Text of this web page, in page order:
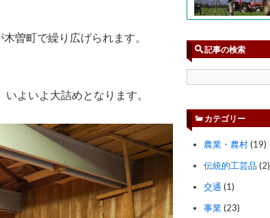
木曽町で繰り広げられます。
よいよ大詰めとなります。
記事の検索
カテゴリー
農業・農村(19)
伝統的工芸品 (2)
交通 (1)
事業(23)